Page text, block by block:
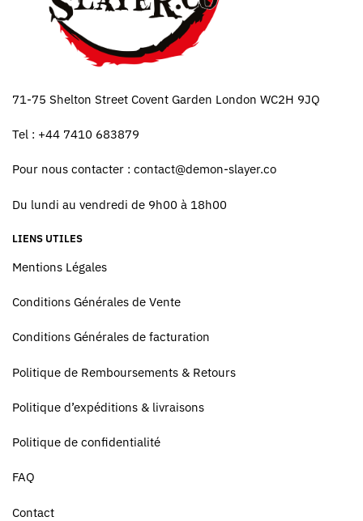
71-75 Shelton Street Covent Garden London WC2H 9JQ
Tel : +44 7410 683879
Pour nous contacter : contact@demon-slayer.co
Du lundi au vendredi de 9h00 à 18h00
LIENS UTILES
Mentions Légales
Conditions Générales de Vente
Conditions Générales de facturation
Politique de Remboursements & Retours
Politique d’expéditions & livraisons
Politique de confidentialité
FAQ
Contact